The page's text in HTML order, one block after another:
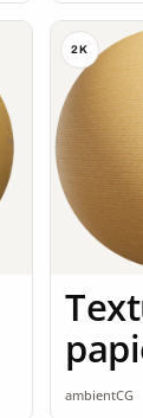
2K
ambientCG